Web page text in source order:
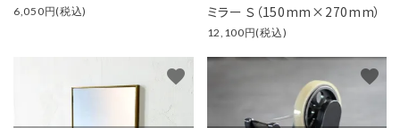
6,050円(税込)
ミラー Ｓ（150mm×270mm）
12,100円(税込)
favorite favorite
カテゴリー